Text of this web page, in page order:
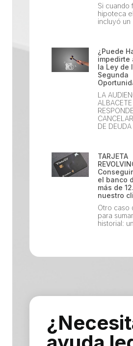
Si cuando
hipoteca
incluyó un
¿Puede
impedirte
la Ley de
Segunda
LA
ALBACETE
DE DEUDA
TARJETA
el banco
más de
nuestro
Otro caso
para
historial: